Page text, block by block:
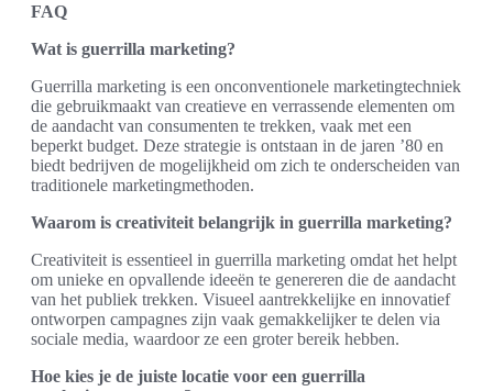
FAQ
Wat is guerrilla marketing?
Guerrilla marketing is een onconventionele marketingtechniek
die gebruikmaakt van creatieve en verrassende elementen om
de aandacht van consumenten te trekken, vaak met een
beperkt budget. Deze strategie is ontstaan in de jaren ’80 en
biedt bedrijven de mogelijkheid om zich te onderscheiden van
traditionele marketingmethoden.
Waarom is creativiteit belangrijk in guerrilla marketing?
Creativiteit is essentieel in guerrilla marketing omdat het helpt
om unieke en opvallende ideeën te genereren die de aandacht
van het publiek trekken. Visueel aantrekkelijke en innovatief
ontworpen campagnes zijn vaak gemakkelijker te delen via
sociale media, waardoor ze een groter bereik hebben.
Hoe kies je de juiste locatie voor een guerrilla